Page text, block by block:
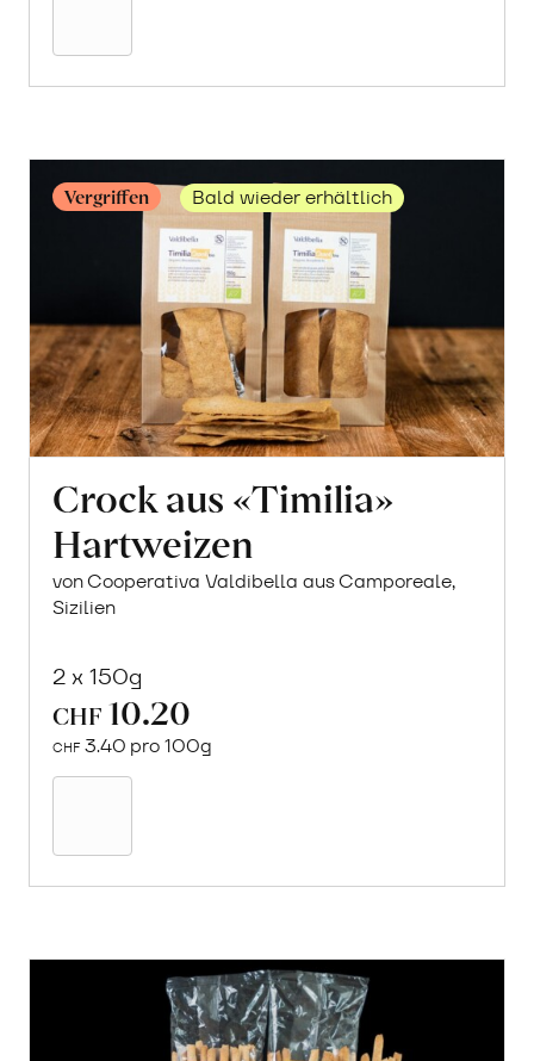
Vergriffen Bald wieder erhältlich
Crock aus «Timilia»
Hartweizen
von Cooperativa Valdibella aus Camporeale,
Sizilien
2 x 150g
CHF 10.20
CHF 3.40 pro 100g
Hartweizen